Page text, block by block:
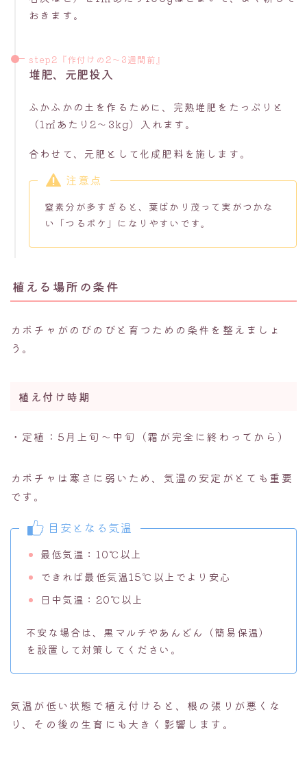
おきます。
step2『作付けの2〜3週間前』
堆肥、元肥投入
ふかふかの土を作るために、完熟堆肥をたっぷりと
（1㎡あたり2〜3kg）入れます。
合わせて、元肥として化成肥料を施します。
注意点
窒素分が多すぎると、葉ばかり茂って実がつかな
い「つるボケ」になりやすいです。
植える場所の条件
カボチャがのびのびと育つための条件を整えましょ
う。
植え付け時期
・定植：5月上旬〜中旬（霜が完全に終わってから）
カボチャは寒さに弱いため、気温の安定がとても重要
です。
目安となる気温
最低気温：10℃以上
できれば最低気温15℃以上でより安心
日中気温：20℃以上
不安な場合は、黒マルチやあんどん（簡易保温）
を設置して対策してください。
気温が低い状態で植え付けると、根の張りが悪くな
り、その後の生育にも大きく影響します。